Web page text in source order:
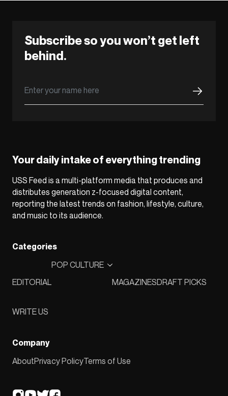
Subscribe so you won’t get left
behind.
Your daily intake of everything trending
USS Feed is a multi-platform media that produces and
distributes generation z-focused digital content,
reporting the latest trends on fashion, lifestyle, culture,
and music to its audience.
Categories
EDITORIAL
POP CULTURE
MAGAZINESDRAFT PICKS
WRITE US
Company
AboutPrivacy PolicyTerms of Use